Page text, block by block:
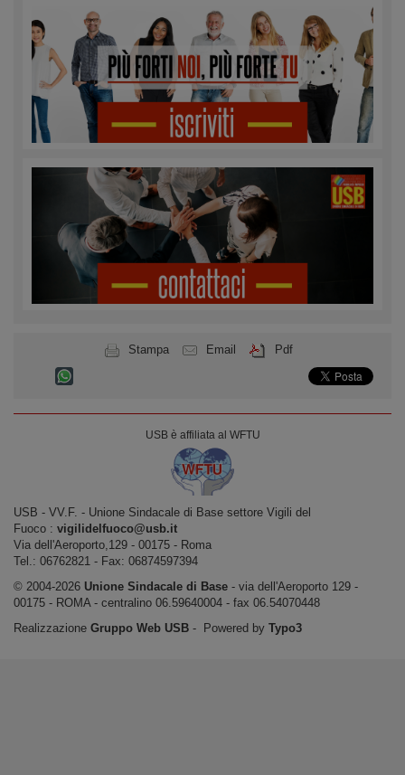
Stampa Email Pdf
USB è affiliata al WFTU
USB ‐ VV.F. - Unione Sindacale di Base settore Vigili del
Fuoco : vigilidelfuoco@usb.it
Via dell'Aeroporto,129 ‐ 00175 ‐ Roma
Tel.: 06762821 ‐ Fax: 06874597394
© 2004-2026 Unione Sindacale di Base ‐ via dell'Aeroporto 129 -
00175 - ROMA - centralino 06.59640004 - fax 06.54070448
Realizzazione Gruppo Web USB ‐ Powered by Typo3